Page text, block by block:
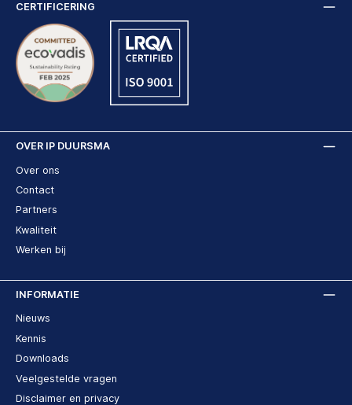
OVER IP DUURSMA
Over ons
Contact
Partners
Kwaliteit
Werken bij
INFORMATIE
Nieuws
Kennis
Downloads
Veelgestelde vragen
Disclaimer en privacy
CERTIFICERING